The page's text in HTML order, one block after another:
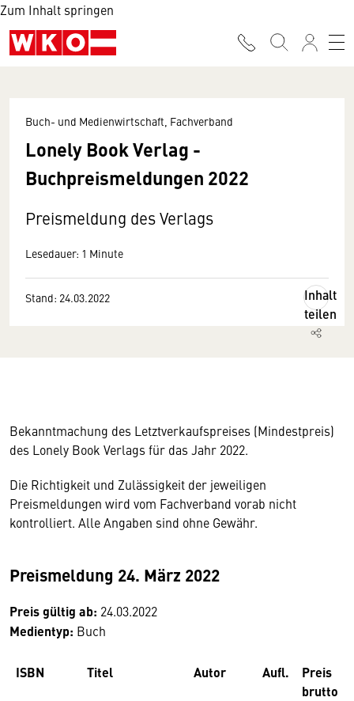
Zum Inhalt springen
Buch- und Medienwirtschaft, Fachverband
Lonely Book Verlag -
Buchpreismeldungen 2022
Preismeldung des Verlags
Lesedauer: 1 Minute
Stand: 24.03.2022
Inhalt
teilen
Bekanntmachung des Letztverkaufspreises (Mindestpreis)
des Lonely Book Verlags für das Jahr 2022.
Die Richtigkeit und Zulässigkeit der jeweiligen
Preismeldungen wird vom Fachverband vorab nicht
kontrolliert. Alle Angaben sind ohne Gewähr.
Preismeldung 24. März 2022
Preis gültig ab: 24.03.2022
Medientyp: Buch
ISBN Titel Autor Aufl.
Preis
brutto